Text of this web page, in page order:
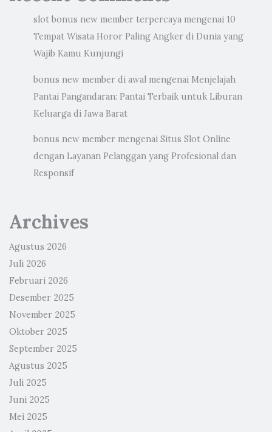
slot bonus new member terpercaya mengenai 10
Tempat Wisata Horor Paling Angker di Dunia yang
Wajib Kamu Kunjungi
bonus new member di awal mengenai Menjelajah
Pantai Pangandaran: Pantai Terbaik untuk Liburan
Keluarga di Jawa Barat
bonus new member mengenai Situs Slot Online
dengan Layanan Pelanggan yang Profesional dan
Responsif
Archives
Agustus 2026
Juli 2026
Februari 2026
Desember 2025
November 2025
Oktober 2025
September 2025
Agustus 2025
Juli 2025
Juni 2025
Mei 2025